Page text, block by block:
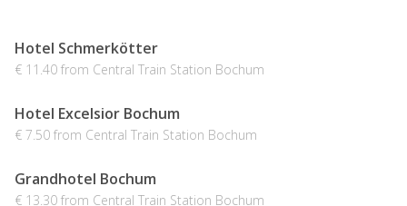
Hotel Schmerkötter
€ 11.40 from Central Train Station Bochum
Hotel Excelsior Bochum
€ 7.50 from Central Train Station Bochum
Grandhotel Bochum
€ 13.30 from Central Train Station Bochum